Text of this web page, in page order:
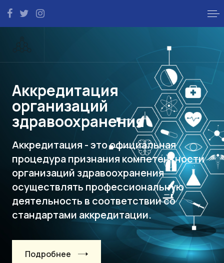
Аккредитация
организаций
здравоохранения
Аккредитация - это официальная
процедура признания компетентности
организаций здравоохранения
осуществлять профессиональную
деятельность в соответствии со
стандартами аккредитации.
Подробнее